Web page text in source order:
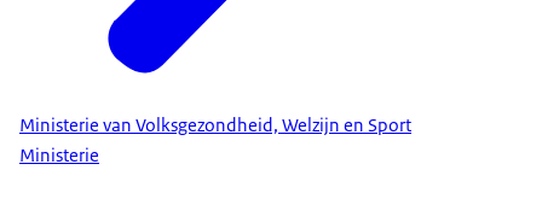
Ministerie van Volksgezondheid, Welzijn en Sport
Ministerie